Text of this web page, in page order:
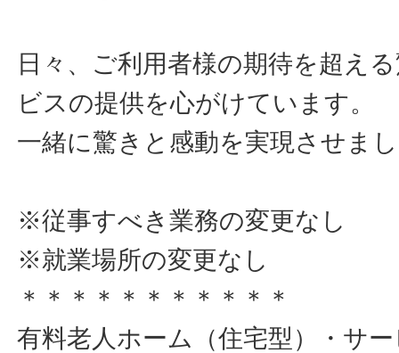
日々、ご利用者様の期待を超え
ビスの提供を心がけています。
一緒に驚きと感動を実現させま
※従事すべき業務の変更なし
※就業場所の変更なし
＊＊＊＊＊＊＊＊＊＊＊
有料老人ホーム（住宅型）・サ